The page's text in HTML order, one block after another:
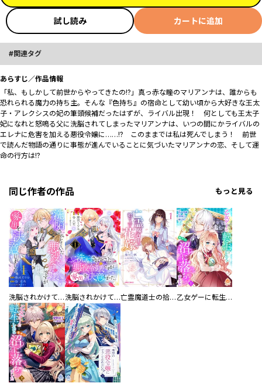
試し読み カートに追加
関連タグ
あらすじ／作品情報
「私、もしかして前世からやってきたの!?」真っ赤な瞳のマリアンナは、誰からも
恐れられる魔力の持ち主。そんな『色持ち』の宿命として幼い頃から大好きな王太
子・アレクシスの妃の筆頭候補だったはずが、ライバル出現！ 何としても王太子
妃になれと怒鳴る父に洗脳されてしまったマリアンナは、いつの間にかライバルの
エレナに危害を加える悪役令嬢に……!? このままでは私は死んでしまう！ 前世
で読んだ物語の通りに事態が進んでいることに気づいたマリアンナの恋、そして運
命の行方は!?
同じ作者の作品 もっと見る
洗脳されかけていた悪役令嬢ですが家出を決意しました。【電子単行本版／特典おまけ付き】 洗脳されかけていた悪役令嬢ですが家出を決意しました。 亡霊魔道士の拾い上げ花嫁 乙女ゲーに転生したら意外な沼に落ちました